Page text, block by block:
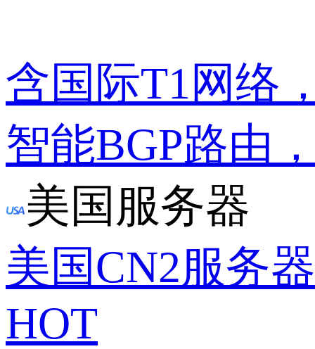
含国际T1网络
智能BGP路由
美国服务器
美国CN2服务器
HOT